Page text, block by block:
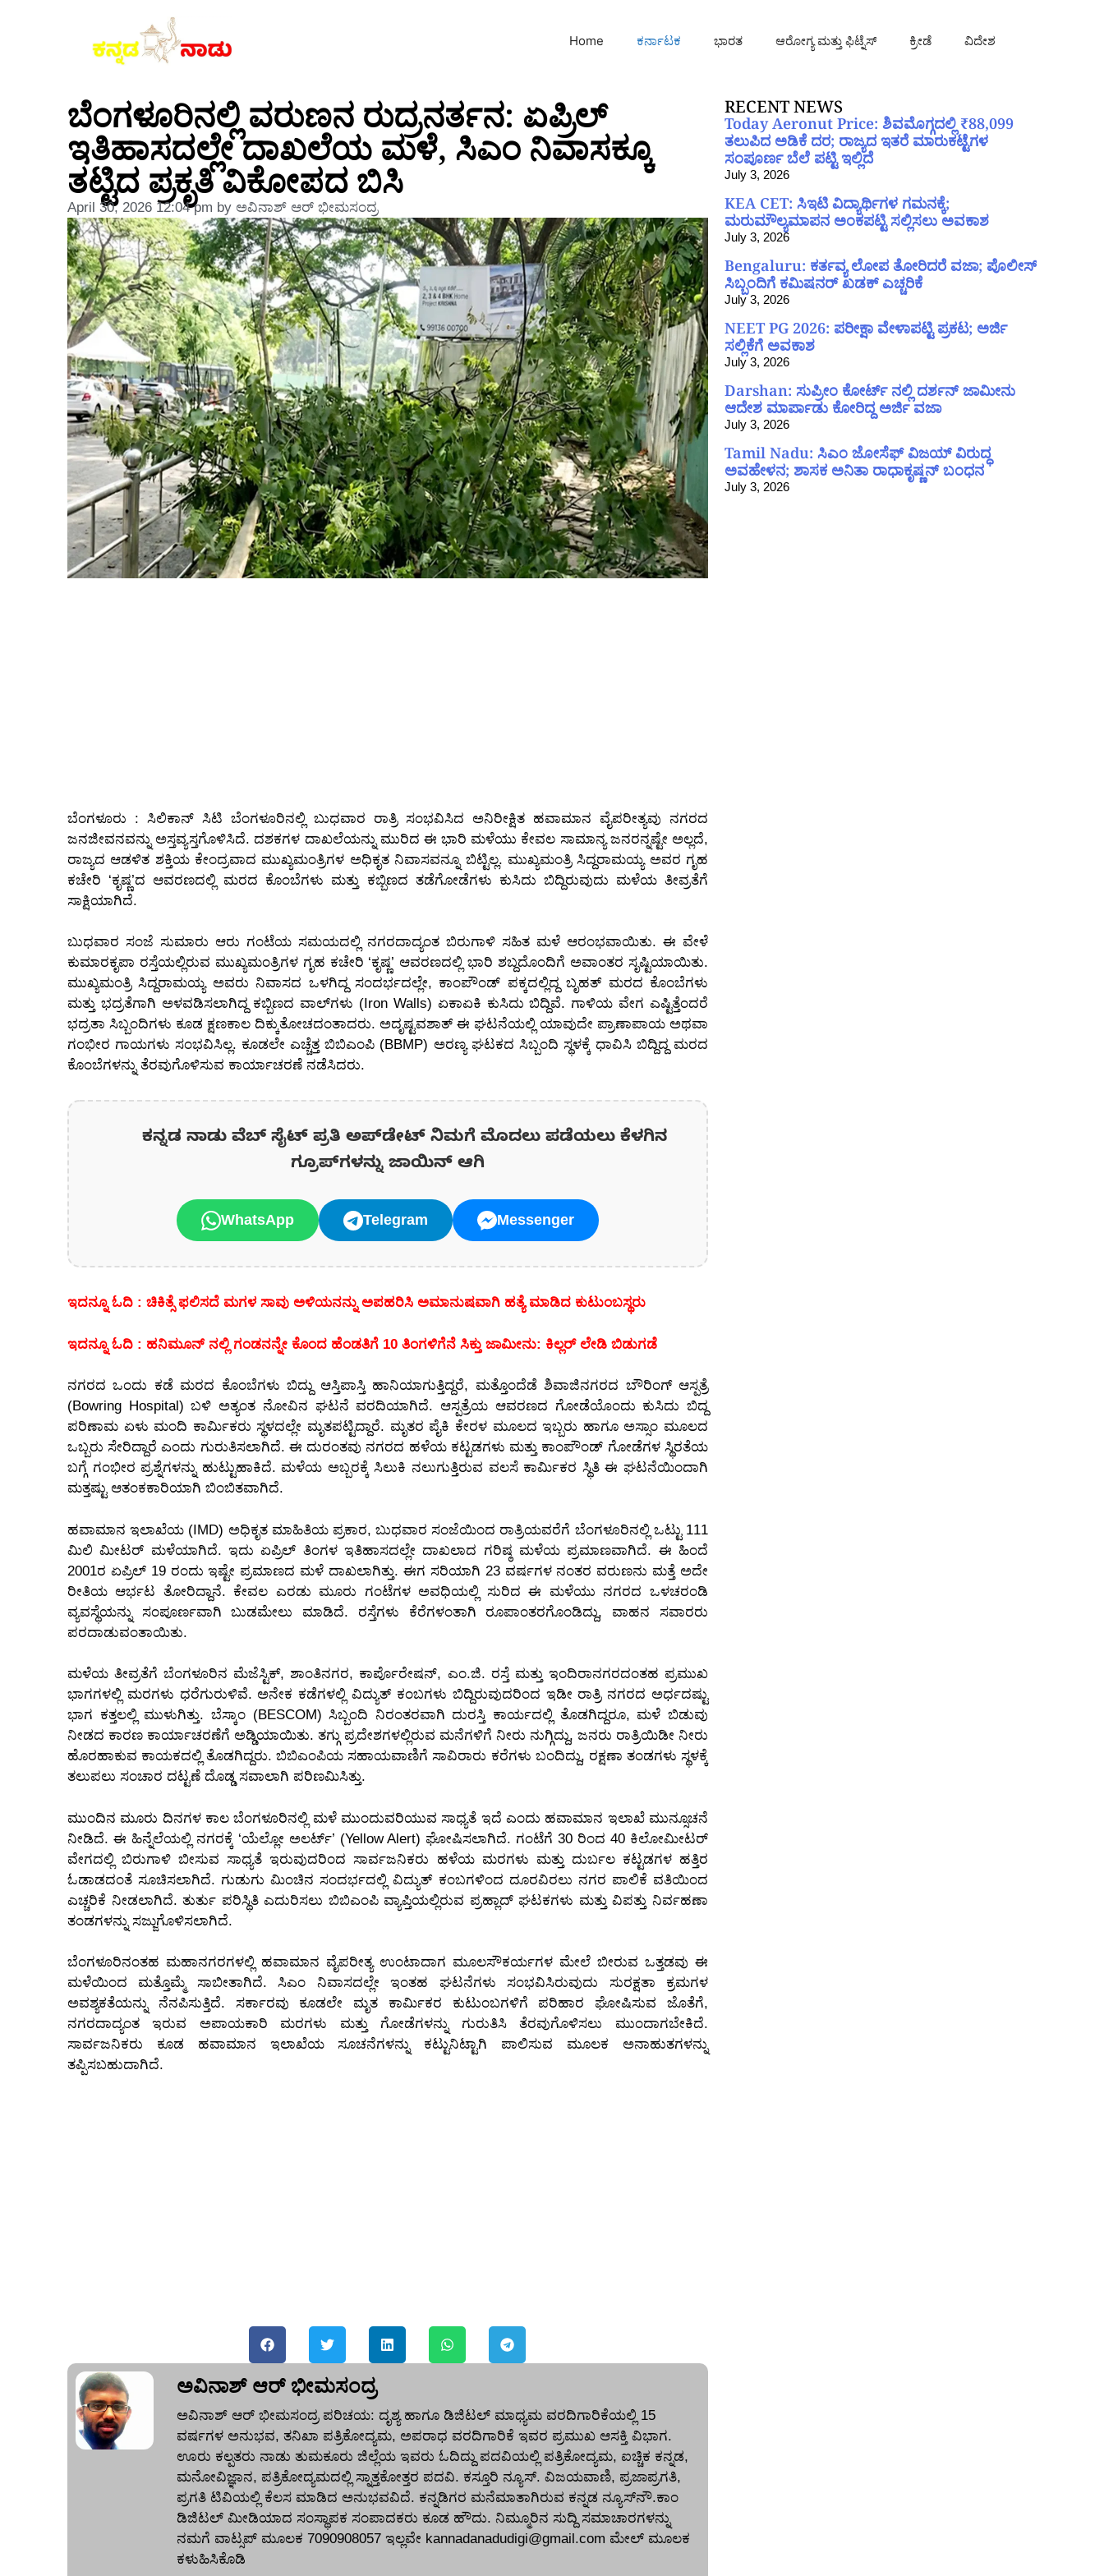
Home ಕರ್ನಾಟಕ ಭಾರತ ಆರೋಗ್ಯ ಮತ್ತು ಫಿಟ್ನೆಸ್ ಕ್ರೀಡೆ ವಿದೇಶ
ಬೆಂಗಳೂರಿನಲ್ಲಿ ವರುಣನ ರುದ್ರನರ್ತನ: ಏಪ್ರಿಲ್
ಇತಿಹಾಸದಲ್ಲೇ ದಾಖಲೆಯ ಮಳೆ, ಸಿಎಂ ನಿವಾಸಕ್ಕೂ
ತಟ್ಟಿದ ಪ್ರಕೃತಿ ವಿಕೋಪದ ಬಿಸಿ
April 30, 2026 12:04 pm by ಅವಿನಾಶ್‌ ಆರ್‌ ಭೀಮಸಂದ್ರ
ಬೆಂಗಳೂರು : ಸಿಲಿಕಾನ್ ಸಿಟಿ ಬೆಂಗಳೂರಿನಲ್ಲಿ ಬುಧವಾರ ರಾತ್ರಿ ಸಂಭವಿಸಿದ ಅನಿರೀಕ್ಷಿತ ಹವಾಮಾನ ವೈಪರೀತ್ಯವು ನಗರದ
ಜನಜೀವನವನ್ನು ಅಸ್ತವ್ಯಸ್ತಗೊಳಿಸಿದೆ. ದಶಕಗಳ ದಾಖಲೆಯನ್ನು ಮುರಿದ ಈ ಭಾರಿ ಮಳೆಯು ಕೇವಲ ಸಾಮಾನ್ಯ ಜನರನ್ನಷ್ಟೇ ಅಲ್ಲದೆ,
ರಾಜ್ಯದ ಆಡಳಿತ ಶಕ್ತಿಯ ಕೇಂದ್ರವಾದ ಮುಖ್ಯಮಂತ್ರಿಗಳ ಅಧಿಕೃತ ನಿವಾಸವನ್ನೂ ಬಿಟ್ಟಿಲ್ಲ. ಮುಖ್ಯಮಂತ್ರಿ ಸಿದ್ದರಾಮಯ್ಯ ಅವರ ಗೃಹ
ಕಚೇರಿ ‘ಕೃಷ್ಣ’ದ ಆವರಣದಲ್ಲಿ ಮರದ ಕೊಂಬೆಗಳು ಮತ್ತು ಕಬ್ಬಿಣದ ತಡೆಗೋಡೆಗಳು ಕುಸಿದು ಬಿದ್ದಿರುವುದು ಮಳೆಯ ತೀವ್ರತೆಗೆ
ಸಾಕ್ಷಿಯಾಗಿದೆ.
ಬುಧವಾರ ಸಂಜೆ ಸುಮಾರು ಆರು ಗಂಟೆಯ ಸಮಯದಲ್ಲಿ ನಗರದಾದ್ಯಂತ ಬಿರುಗಾಳಿ ಸಹಿತ ಮಳೆ ಆರಂಭವಾಯಿತು. ಈ ವೇಳೆ
ಕುಮಾರಕೃಪಾ ರಸ್ತೆಯಲ್ಲಿರುವ ಮುಖ್ಯಮಂತ್ರಿಗಳ ಗೃಹ ಕಚೇರಿ ‘ಕೃಷ್ಣ’ ಆವರಣದಲ್ಲಿ ಭಾರಿ ಶಬ್ದದೊಂದಿಗೆ ಅವಾಂತರ ಸೃಷ್ಟಿಯಾಯಿತು.
ಮುಖ್ಯಮಂತ್ರಿ ಸಿದ್ದರಾಮಯ್ಯ ಅವರು ನಿವಾಸದ ಒಳಗಿದ್ದ ಸಂದರ್ಭದಲ್ಲೇ, ಕಾಂಪೌಂಡ್ ಪಕ್ಕದಲ್ಲಿದ್ದ ಬೃಹತ್ ಮರದ ಕೊಂಬೆಗಳು
ಮತ್ತು ಭದ್ರತೆಗಾಗಿ ಅಳವಡಿಸಲಾಗಿದ್ದ ಕಬ್ಬಿಣದ ವಾಲ್‌ಗಳು (Iron Walls) ಏಕಾಏಕಿ ಕುಸಿದು ಬಿದ್ದಿವೆ. ಗಾಳಿಯ ವೇಗ ಎಷ್ಟಿತ್ತೆಂದರೆ
ಭದ್ರತಾ ಸಿಬ್ಬಂದಿಗಳು ಕೂಡ ಕ್ಷಣಕಾಲ ದಿಕ್ಕುತೋಚದಂತಾದರು. ಅದೃಷ್ಟವಶಾತ್ ಈ ಘಟನೆಯಲ್ಲಿ ಯಾವುದೇ ಪ್ರಾಣಾಪಾಯ ಅಥವಾ
ಗಂಭೀರ ಗಾಯಗಳು ಸಂಭವಿಸಿಲ್ಲ. ಕೂಡಲೇ ಎಚ್ಚೆತ್ತ ಬಿಬಿಎಂಪಿ (BBMP) ಅರಣ್ಯ ಘಟಕದ ಸಿಬ್ಬಂದಿ ಸ್ಥಳಕ್ಕೆ ಧಾವಿಸಿ ಬಿದ್ದಿದ್ದ ಮರದ
ಕೊಂಬೆಗಳನ್ನು ತೆರವುಗೊಳಿಸುವ ಕಾರ್ಯಾಚರಣೆ ನಡೆಸಿದರು.
ಕನ್ನಡ ನಾಡು ವೆಬ್ ಸೈಟ್ ಪ್ರತಿ ಅಪ್‌ಡೇಟ್‌ ನಿಮಗೆ ಮೊದಲು ಪಡೆಯಲು ಕೆಳಗಿನ
ಗ್ರೂಪ್‌ಗಳನ್ನು ಜಾಯಿನ್ ಆಗಿ
WhatsApp Telegram Messenger
ಇದನ್ನೂ ಓದಿ : ಚಿಕಿತ್ಸೆ ಫಲಿಸದೆ ಮಗಳ ಸಾವು ಅಳಿಯನನ್ನು ಅಪಹರಿಸಿ ಅಮಾನುಷವಾಗಿ ಹತ್ಯೆ ಮಾಡಿದ ಕುಟುಂಬಸ್ಥರು
ಇದನ್ನೂ ಓದಿ : ಹನಿಮೂನ್ ನಲ್ಲಿ ಗಂಡನನ್ನೇ ಕೊಂದ ಹೆಂಡತಿಗೆ 10 ತಿಂಗಳಿಗೆನೆ ಸಿಕ್ತು ಜಾಮೀನು: ಕಿಲ್ಲರ್ ಲೇಡಿ ಬಿಡುಗಡೆ
ನಗರದ ಒಂದು ಕಡೆ ಮರದ ಕೊಂಬೆಗಳು ಬಿದ್ದು ಆಸ್ತಿಪಾಸ್ತಿ ಹಾನಿಯಾಗುತ್ತಿದ್ದರೆ, ಮತ್ತೊಂದೆಡೆ ಶಿವಾಜಿನಗರದ ಬೌರಿಂಗ್ ಆಸ್ಪತ್ರೆ
(Bowring Hospital) ಬಳಿ ಅತ್ಯಂತ ನೋವಿನ ಘಟನೆ ವರದಿಯಾಗಿದೆ. ಆಸ್ಪತ್ರೆಯ ಆವರಣದ ಗೋಡೆಯೊಂದು ಕುಸಿದು ಬಿದ್ದ
ಪರಿಣಾಮ ಏಳು ಮಂದಿ ಕಾರ್ಮಿಕರು ಸ್ಥಳದಲ್ಲೇ ಮೃತಪಟ್ಟಿದ್ದಾರೆ. ಮೃತರ ಪೈಕಿ ಕೇರಳ ಮೂಲದ ಇಬ್ಬರು ಹಾಗೂ ಅಸ್ಸಾಂ ಮೂಲದ
ಒಬ್ಬರು ಸೇರಿದ್ದಾರೆ ಎಂದು ಗುರುತಿಸಲಾಗಿದೆ. ಈ ದುರಂತವು ನಗರದ ಹಳೆಯ ಕಟ್ಟಡಗಳು ಮತ್ತು ಕಾಂಪೌಂಡ್ ಗೋಡೆಗಳ ಸ್ಥಿರತೆಯ
ಬಗ್ಗೆ ಗಂಭೀರ ಪ್ರಶ್ನೆಗಳನ್ನು ಹುಟ್ಟುಹಾಕಿದೆ. ಮಳೆಯ ಅಬ್ಬರಕ್ಕೆ ಸಿಲುಕಿ ನಲುಗುತ್ತಿರುವ ವಲಸೆ ಕಾರ್ಮಿಕರ ಸ್ಥಿತಿ ಈ ಘಟನೆಯಿಂದಾಗಿ
ಮತ್ತಷ್ಟು ಆತಂಕಕಾರಿಯಾಗಿ ಬಿಂಬಿತವಾಗಿದೆ.
ಹವಾಮಾನ ಇಲಾಖೆಯ (IMD) ಅಧಿಕೃತ ಮಾಹಿತಿಯ ಪ್ರಕಾರ, ಬುಧವಾರ ಸಂಜೆಯಿಂದ ರಾತ್ರಿಯವರೆಗೆ ಬೆಂಗಳೂರಿನಲ್ಲಿ ಒಟ್ಟು 111
ಮಿಲಿ ಮೀಟರ್ ಮಳೆಯಾಗಿದೆ. ಇದು ಏಪ್ರಿಲ್ ತಿಂಗಳ ಇತಿಹಾಸದಲ್ಲೇ ದಾಖಲಾದ ಗರಿಷ್ಠ ಮಳೆಯ ಪ್ರಮಾಣವಾಗಿದೆ. ಈ ಹಿಂದೆ
2001ರ ಏಪ್ರಿಲ್ 19 ರಂದು ಇಷ್ಟೇ ಪ್ರಮಾಣದ ಮಳೆ ದಾಖಲಾಗಿತ್ತು. ಈಗ ಸರಿಯಾಗಿ 23 ವರ್ಷಗಳ ನಂತರ ವರುಣನು ಮತ್ತೆ ಅದೇ
ರೀತಿಯ ಆರ್ಭಟ ತೋರಿದ್ದಾನೆ. ಕೇವಲ ಎರಡು ಮೂರು ಗಂಟೆಗಳ ಅವಧಿಯಲ್ಲಿ ಸುರಿದ ಈ ಮಳೆಯು ನಗರದ ಒಳಚರಂಡಿ
ವ್ಯವಸ್ಥೆಯನ್ನು ಸಂಪೂರ್ಣವಾಗಿ ಬುಡಮೇಲು ಮಾಡಿದೆ. ರಸ್ತೆಗಳು ಕೆರೆಗಳಂತಾಗಿ ರೂಪಾಂತರಗೊಂಡಿದ್ದು, ವಾಹನ ಸವಾರರು
ಪರದಾಡುವಂತಾಯಿತು.
ಮಳೆಯ ತೀವ್ರತೆಗೆ ಬೆಂಗಳೂರಿನ ಮೆಜೆಸ್ಟಿಕ್, ಶಾಂತಿನಗರ, ಕಾರ್ಪೊರೇಷನ್, ಎಂ.ಜಿ. ರಸ್ತೆ ಮತ್ತು ಇಂದಿರಾನಗರದಂತಹ ಪ್ರಮುಖ
ಭಾಗಗಳಲ್ಲಿ ಮರಗಳು ಧರೆಗುರುಳಿವೆ. ಅನೇಕ ಕಡೆಗಳಲ್ಲಿ ವಿದ್ಯುತ್ ಕಂಬಗಳು ಬಿದ್ದಿರುವುದರಿಂದ ಇಡೀ ರಾತ್ರಿ ನಗರದ ಅರ್ಧದಷ್ಟು
ಭಾಗ ಕತ್ತಲಲ್ಲಿ ಮುಳುಗಿತ್ತು. ಬೆಸ್ಕಾಂ (BESCOM) ಸಿಬ್ಬಂದಿ ನಿರಂತರವಾಗಿ ದುರಸ್ತಿ ಕಾರ್ಯದಲ್ಲಿ ತೊಡಗಿದ್ದರೂ, ಮಳೆ ಬಿಡುವು
ನೀಡದ ಕಾರಣ ಕಾರ್ಯಾಚರಣೆಗೆ ಅಡ್ಡಿಯಾಯಿತು. ತಗ್ಗು ಪ್ರದೇಶಗಳಲ್ಲಿರುವ ಮನೆಗಳಿಗೆ ನೀರು ನುಗ್ಗಿದ್ದು, ಜನರು ರಾತ್ರಿಯಿಡೀ ನೀರು
ಹೊರಹಾಕುವ ಕಾಯಕದಲ್ಲಿ ತೊಡಗಿದ್ದರು. ಬಿಬಿಎಂಪಿಯ ಸಹಾಯವಾಣಿಗೆ ಸಾವಿರಾರು ಕರೆಗಳು ಬಂದಿದ್ದು, ರಕ್ಷಣಾ ತಂಡಗಳು ಸ್ಥಳಕ್ಕೆ
ತಲುಪಲು ಸಂಚಾರ ದಟ್ಟಣೆ ದೊಡ್ಡ ಸವಾಲಾಗಿ ಪರಿಣಮಿಸಿತ್ತು.
ಮುಂದಿನ ಮೂರು ದಿನಗಳ ಕಾಲ ಬೆಂಗಳೂರಿನಲ್ಲಿ ಮಳೆ ಮುಂದುವರಿಯುವ ಸಾಧ್ಯತೆ ಇದೆ ಎಂದು ಹವಾಮಾನ ಇಲಾಖೆ ಮುನ್ಸೂಚನೆ
ನೀಡಿದೆ. ಈ ಹಿನ್ನೆಲೆಯಲ್ಲಿ ನಗರಕ್ಕೆ ‘ಯೆಲ್ಲೋ ಅಲರ್ಟ್’ (Yellow Alert) ಘೋಷಿಸಲಾಗಿದೆ. ಗಂಟೆಗೆ 30 ರಿಂದ 40 ಕಿಲೋಮೀಟರ್
ವೇಗದಲ್ಲಿ ಬಿರುಗಾಳಿ ಬೀಸುವ ಸಾಧ್ಯತೆ ಇರುವುದರಿಂದ ಸಾರ್ವಜನಿಕರು ಹಳೆಯ ಮರಗಳು ಮತ್ತು ದುರ್ಬಲ ಕಟ್ಟಡಗಳ ಹತ್ತಿರ
ಓಡಾಡದಂತೆ ಸೂಚಿಸಲಾಗಿದೆ. ಗುಡುಗು ಮಿಂಚಿನ ಸಂದರ್ಭದಲ್ಲಿ ವಿದ್ಯುತ್ ಕಂಬಗಳಿಂದ ದೂರವಿರಲು ನಗರ ಪಾಲಿಕೆ ವತಿಯಿಂದ
ಎಚ್ಚರಿಕೆ ನೀಡಲಾಗಿದೆ. ತುರ್ತು ಪರಿಸ್ಥಿತಿ ಎದುರಿಸಲು ಬಿಬಿಎಂಪಿ ವ್ಯಾಪ್ತಿಯಲ್ಲಿರುವ ಪ್ರಹ್ಲಾದ್ ಘಟಕಗಳು ಮತ್ತು ವಿಪತ್ತು ನಿರ್ವಹಣಾ
ತಂಡಗಳನ್ನು ಸಜ್ಜುಗೊಳಿಸಲಾಗಿದೆ.
ಬೆಂಗಳೂರಿನಂತಹ ಮಹಾನಗರಗಳಲ್ಲಿ ಹವಾಮಾನ ವೈಪರೀತ್ಯ ಉಂಟಾದಾಗ ಮೂಲಸೌಕರ್ಯಗಳ ಮೇಲೆ ಬೀರುವ ಒತ್ತಡವು ಈ
ಮಳೆಯಿಂದ ಮತ್ತೊಮ್ಮೆ ಸಾಬೀತಾಗಿದೆ. ಸಿಎಂ ನಿವಾಸದಲ್ಲೇ ಇಂತಹ ಘಟನೆಗಳು ಸಂಭವಿಸಿರುವುದು ಸುರಕ್ಷತಾ ಕ್ರಮಗಳ
ಅವಶ್ಯಕತೆಯನ್ನು ನೆನಪಿಸುತ್ತಿದೆ. ಸರ್ಕಾರವು ಕೂಡಲೇ ಮೃತ ಕಾರ್ಮಿಕರ ಕುಟುಂಬಗಳಿಗೆ ಪರಿಹಾರ ಘೋಷಿಸುವ ಜೊತೆಗೆ,
ನಗರದಾದ್ಯಂತ ಇರುವ ಅಪಾಯಕಾರಿ ಮರಗಳು ಮತ್ತು ಗೋಡೆಗಳನ್ನು ಗುರುತಿಸಿ ತೆರವುಗೊಳಿಸಲು ಮುಂದಾಗಬೇಕಿದೆ.
ಸಾರ್ವಜನಿಕರು ಕೂಡ ಹವಾಮಾನ ಇಲಾಖೆಯ ಸೂಚನೆಗಳನ್ನು ಕಟ್ಟುನಿಟ್ಟಾಗಿ ಪಾಲಿಸುವ ಮೂಲಕ ಅನಾಹುತಗಳನ್ನು
ತಪ್ಪಿಸಬಹುದಾಗಿದೆ.
ಅವಿನಾಶ್‌ ಆರ್‌ ಭೀಮಸಂದ್ರ
ಅವಿನಾಶ್‌ ಆರ್‌ ಭೀಮಸಂದ್ರ ಪರಿಚಯ: ದೃಶ್ಯ ಹಾಗೂ ಡಿಜಿಟಲ್ ಮಾಧ್ಯಮ ವರದಿಗಾರಿಕೆಯಲ್ಲಿ 15
ವರ್ಷಗಳ ಅನುಭವ, ತನಿಖಾ ಪತ್ರಿಕೋದ್ಯಮ, ಅಪರಾಧ ವರದಿಗಾರಿಕೆ ಇವರ ಪ್ರಮುಖ ಆಸಕ್ತಿ ವಿಭಾಗ.
ಊರು ಕಲ್ಪತರು ನಾಡು ತುಮಕೂರು ಜಿಲ್ಲೆಯ ಇವರು ಓದಿದ್ದು ಪದವಿಯಲ್ಲಿ ಪತ್ರಿಕೋದ್ಯಮ, ಐಚ್ಚಿಕ ಕನ್ನಡ,
ಮನೋವಿಜ್ಞಾನ, ಪತ್ರಿಕೋದ್ಯಮದಲ್ಲಿ ಸ್ನಾತ್ತಕೋತ್ತರ ಪದವಿ. ಕಸ್ತೂರಿ ನ್ಯೂಸ್‌. ವಿಜಯವಾಣಿ, ಪ್ರಜಾಪ್ರಗತಿ,
ಪ್ರಗತಿ ಟಿವಿಯಲ್ಲಿ ಕೆಲಸ ಮಾಡಿದ ಅನುಭವವಿದೆ. ಕನ್ನಡಿಗರ ಮನೆಮಾತಾಗಿರುವ ಕನ್ನಡ ನ್ಯೂಸ್‌ನೌ.ಕಾಂ
ಡಿಜಿಟಲ್‌ ಮೀಡಿಯಾದ ಸಂಸ್ಥಾಪಕ ಸಂಪಾದಕರು ಕೂಡ ಹೌದು. ನಿಮ್ಮೂರಿನ ಸುದ್ದಿ ಸಮಾಚಾರಗಳನ್ನು
ನಮಗೆ ವಾಟ್ಸಪ್‌ ಮೂಲಕ 7090908057 ಇಲ್ಲವೇ kannadanadudigi@gmail.com ಮೇಲ್‌ ಮೂಲಕ
ಕಳುಹಿಸಿಕೊಡಿ
RECENT NEWS
Today Aeronut Price: ಶಿವಮೊಗ್ಗದಲ್ಲಿ ₹88,099
ತಲುಪಿದ ಅಡಿಕೆ ದರ; ರಾಜ್ಯದ ಇತರೆ ಮಾರುಕಟ್ಟೆಗಳ
ಸಂಪೂರ್ಣ ಬೆಲೆ ಪಟ್ಟಿ ಇಲ್ಲಿದೆ
July 3, 2026
KEA CET: ಸಿಇಟಿ ವಿದ್ಯಾರ್ಥಿಗಳ ಗಮನಕ್ಕೆ;
ಮರುಮೌಲ್ಯಮಾಪನ ಅಂಕಪಟ್ಟಿ ಸಲ್ಲಿಸಲು ಅವಕಾಶ
July 3, 2026
Bengaluru: ಕರ್ತವ್ಯ ಲೋಪ ತೋರಿದರೆ ವಜಾ; ಪೊಲೀಸ್
ಸಿಬ್ಬಂದಿಗೆ ಕಮಿಷನರ್ ಖಡಕ್ ಎಚ್ಚರಿಕೆ
July 3, 2026
NEET PG 2026: ಪರೀಕ್ಷಾ ವೇಳಾಪಟ್ಟಿ ಪ್ರಕಟ; ಅರ್ಜಿ
ಸಲ್ಲಿಕೆಗೆ ಅವಕಾಶ
July 3, 2026
Darshan: ಸುಪ್ರೀಂ ಕೋರ್ಟ್ ನಲ್ಲಿ ದರ್ಶನ್ ಜಾಮೀನು
ಆದೇಶ ಮಾರ್ಪಾಡು ಕೋರಿದ್ದ ಅರ್ಜಿ ವಜಾ
July 3, 2026
Tamil Nadu: ಸಿಎಂ ಜೋಸೆಫ್ ವಿಜಯ್ ವಿರುದ್ಧ
ಅವಹೇಳನ; ಶಾಸಕ ಅನಿತಾ ರಾಧಾಕೃಷ್ಣನ್ ಬಂಧನ
July 3, 2026